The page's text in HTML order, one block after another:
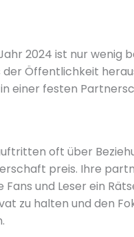
2024 ist nur wenig
Öffentlichkeit
in einer festen
oft über
preis. Ihre
und Leser ein
zu halten und den